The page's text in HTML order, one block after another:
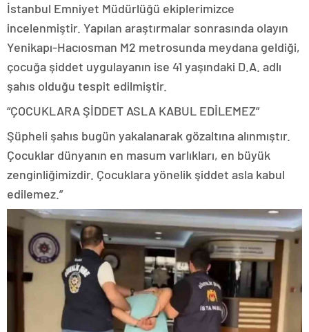
İstanbul Emniyet Müdürlüğü ekiplerimizce
incelenmiştir. Yapılan araştırmalar sonrasında olayın
Yenikapı-Hacıosman M2 metrosunda meydana geldiği,
çocuğa şiddet uygulayanın ise 41 yaşındaki D.A. adlı
şahıs olduğu tespit edilmiştir.
“ÇOCUKLARA ŞİDDET ASLA KABUL EDİLEMEZ”
Şüpheli şahıs bugün yakalanarak gözaltına alınmıştır.
Çocuklar dünyanın en masum varlıkları, en büyük
zenginliğimizdir. Çocuklara yönelik şiddet asla kabul
edilemez.”